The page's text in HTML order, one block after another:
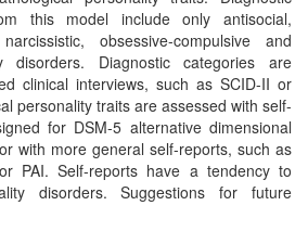
this model include only antisocial,
obsessive-compulsive and
disorders. Diagnostic categories are
clinical interviews, such as SCID-II or
personality traits are assessed with self-
for DSM-5 alternative dimensional
with more general self-reports, such as
PAI. Self-reports have a tendency to
disorders. Suggestions for future